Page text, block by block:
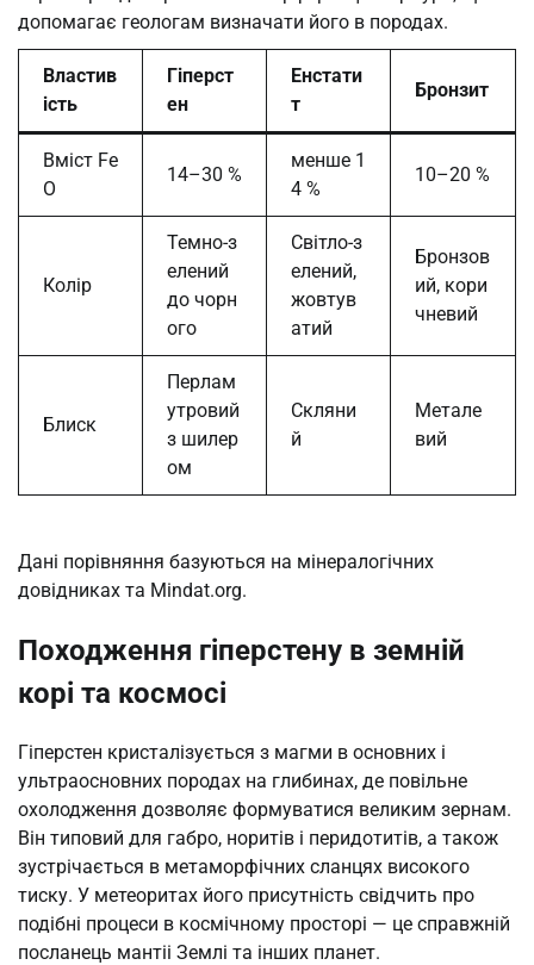
допомагає геологам визначати його в породах.
Властив
ість
Гіперст
ен
Енстати
т
Бронзит
Вміст Fe
O
14–30 %
менше 1
4 %
10–20 %
Колір
Темно-з
елений
до чорн
ого
Світло-з
елений,
жовтув
атий
Бронзов
ий, кори
чневий
Блиск
Перлам
утровий
з шилер
ом
Скляни
й
Метале
вий
Дані порівняння базуються на мінералогічних
довідниках та Mindat.org.
Походження гіперстену в земній
корі та космосі
Гіперстен кристалізується з магми в основних і
ультраосновних породах на глибинах, де повільне
охолодження дозволяє формуватися великим зернам.
Він типовий для габро, норитів і перидотитів, а також
зустрічається в метаморфічних сланцях високого
тиску. У метеоритах його присутність свідчить про
подібні процеси в космічному просторі — це справжній
посланець мантіі Землі та інших планет.